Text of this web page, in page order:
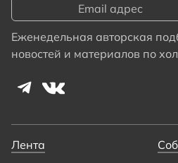
Еженедельная авторская
новостей и материалов по
Лента